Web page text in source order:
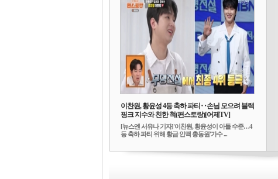
이찬원, 황윤성 4등 축하 파티‥손님 모으려 블랙
핑크 지수와 친한 척(편스토랑)[어제TV]
[뉴스엔 서유나 기자]'이찬원, 황윤성이 아들 수준…4
등 축하 파티 위해 황금 인맥 총동원'가수 ...